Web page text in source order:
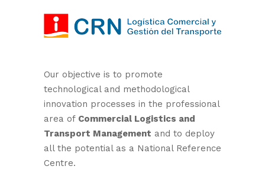
Our objective is to promote
technological and methodological
innovation processes in the professional
area of Commercial Logistics and
Transport Management and to deploy
all the potential as a National Reference
Centre.